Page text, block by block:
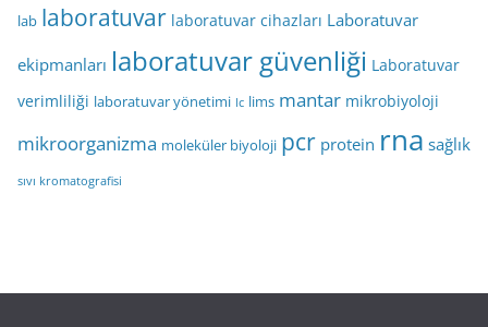
lab laboratuvar laboratuvar cihazları Laboratuvar
ekipmanları laboratuvar güvenliği Laboratuvar
verimliliği laboratuvar yönetimi lc lims mantar mikrobiyoloji
mikroorganizma moleküler biyoloji pcr protein rna sağlık
sıvı kromatografisi